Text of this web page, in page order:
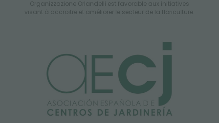
Organizzazione Orlandelli est favorable aux initiatives
visant à accroitre et améliorer le secteur de la floriculture.